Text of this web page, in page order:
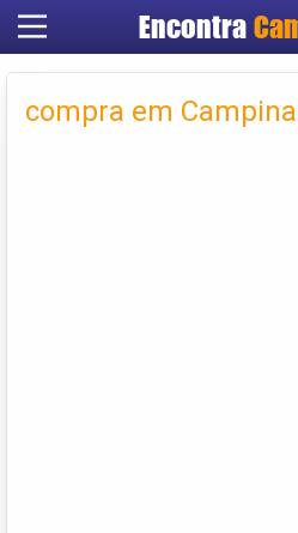
Encontra
Criar
compra em